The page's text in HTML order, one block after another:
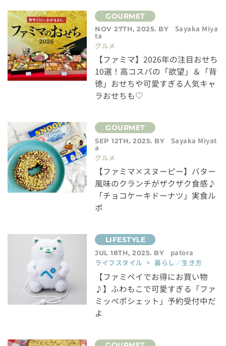
NOV 27TH, 2025. BY Sayaka Miya
ta
グルメ
【ファミマ】2026年の注目おせち
10選！高コスパの「欲望」＆「背
徳」おせちや可愛すぎる人気キャ
ラおせちも♡
SEP 12TH, 2025. BY Sayaka Miyat
a
グルメ
【ファミマ×スヌーピー】バター
風味のクランチがザクザク食感♪
「チョコケーキドーナツ」実食ル
ポ
JUL 18TH, 2025. BY
patora
ライフスタイル > 暮らし／生き方
【ファミペイでお得にお買い物
♪】ふわもこで可愛すぎる「ファ
ミッペポシェット」予約受付中だ
よ